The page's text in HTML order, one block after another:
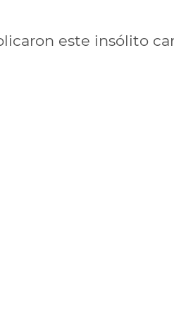
este insólito